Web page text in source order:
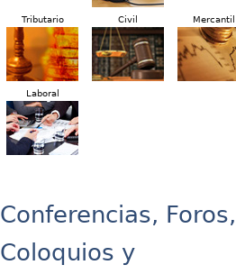
Tributario Civil Mercantil
Laboral
Conferencias, Foros,
Coloquios y